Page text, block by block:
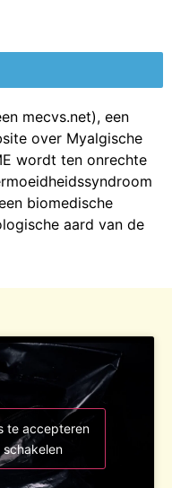
mecvs.net), een
over Myalgische
wordt ten onrechte
biomedische
aard van de
te accepteren